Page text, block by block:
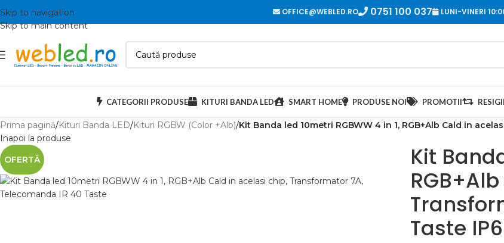
Skip to navigation
Skip to main content
OFFICE@WEBLED.RO 0751 100 037 LUNI-VINERI
CATEGORII PRODUSE KITURI BANDA LED SMART HOME PRODUSE NOI PROMOTII
Prima pagină/Kituri Banda LED/Kituri RGBW (Color +Alb)/Kit Banda led 10metri RGBWW 4 in 1, RGB+Alb Cald in
Inapoi la produse
OFERTĂ
Kit
Taste